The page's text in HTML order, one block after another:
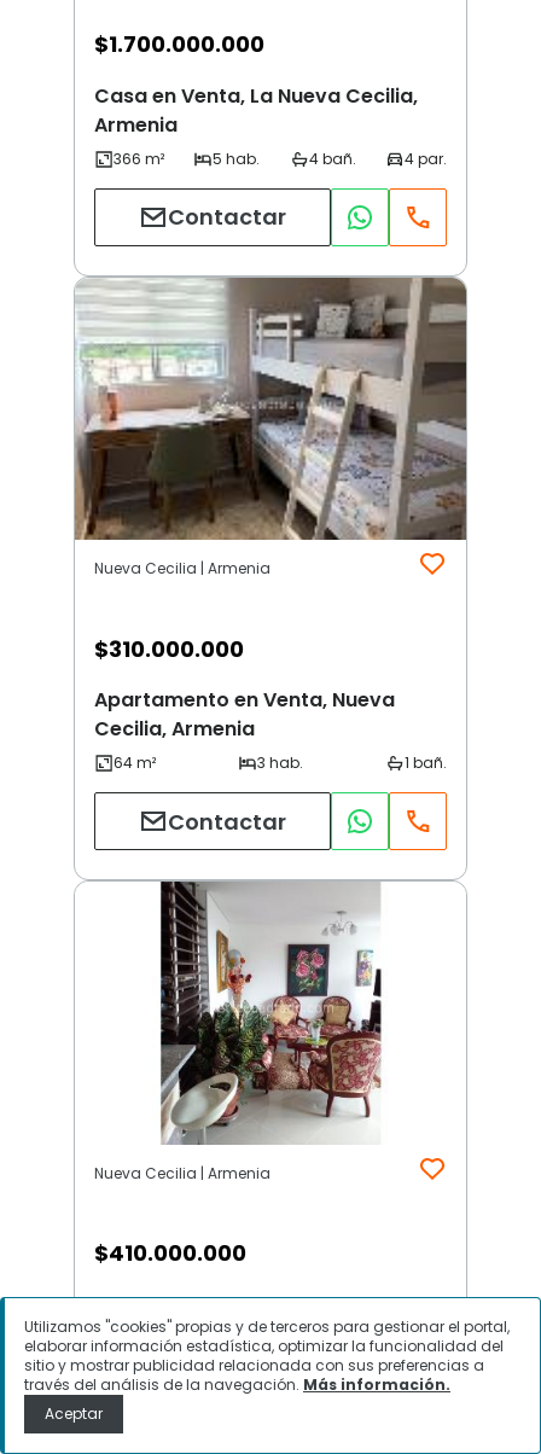
$1.700.000.000
Casa en Venta, La Nueva Cecilia,
Armenia
Contactar
Nueva Cecilia | Armenia
$310.000.000
Apartamento en Venta, Nueva
Cecilia, Armenia
Contactar
Nueva Cecilia | Armenia
$410.000.000
Apartamento en Venta, Nueva
Cecilia, Armenia
Utilizamos "cookies" propias y de terceros para gestionar el portal,
elaborar información estadística, optimizar la funcionalidad del
sitio y mostrar publicidad relacionada con sus preferencias a
través del análisis de la navegación. Más información.
Aceptar